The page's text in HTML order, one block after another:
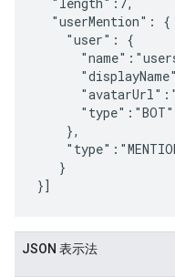
  "userMention": {
    "user": {
      "type":"BOT"
    },
   }
JSON 表示法